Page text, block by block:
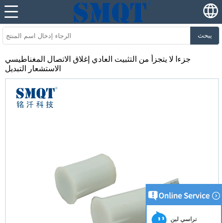
يبحث
جزءا لا يتجزأ من التثبيت العادي إغلاق الاتصال المغناطيسي
الاستشعار التبديل
تراسي لين